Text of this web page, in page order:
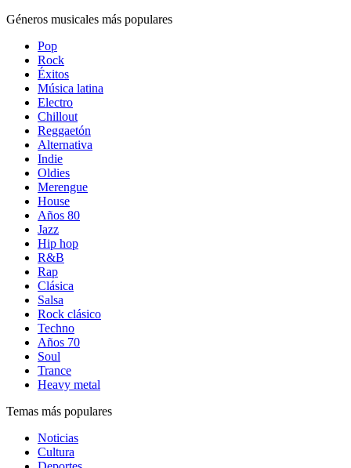
Géneros musicales más populares
Pop
Rock
Éxitos
Música latina
Electro
Chillout
Reggaetón
Alternativa
Indie
Oldies
Merengue
House
Años 80
Jazz
Hip hop
R&B
Rap
Clásica
Salsa
Rock clásico
Techno
Años 70
Soul
Trance
Heavy metal
Temas más populares
Noticias
Cultura